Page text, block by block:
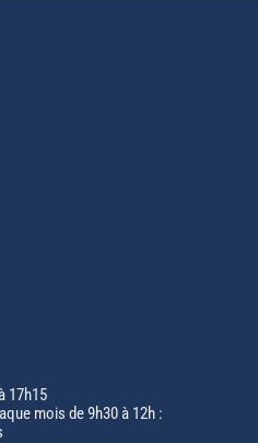
17h15
mois de 9h30 à 12h :